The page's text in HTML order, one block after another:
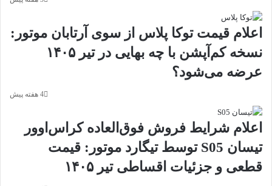
اعلام قیمت توکا پلاس از سوی آرتابان موتور:
نسخه کم‌آپشن با چه بهایی در تیر ۱۴۰۵
عرضه می‌شود؟
4 هفته پیش
اعلام شرایط فروش فوق‌العاده کراس‌اوور
تیسان S05 توسط تیگارد موتور: قیمت
قطعی و جزئیات اقساطی تیر ۱۴۰۵